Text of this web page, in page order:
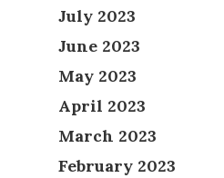
July 2023
June 2023
May 2023
April 2023
March 2023
February 2023